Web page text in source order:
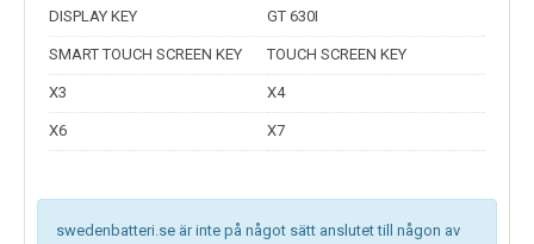
DISPLAY KEY GT 630I
SMART TOUCH SCREEN KEY TOUCH SCREEN KEY
X3 X4
X6 X7
swedenbatteri.se är inte på något sätt anslutet till någon av